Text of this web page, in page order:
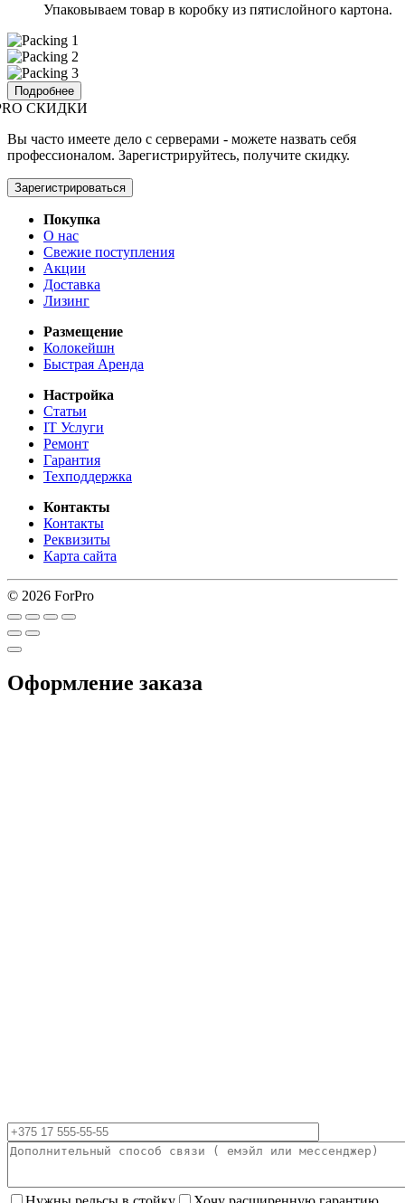
Упаковываем товар в коробку из пятислойного картона.
Подробнее
СКИДКИ
Вы часто имеете дело с серверами - можете назвать себя
профессионалом. Зарегистрируйтесь, получите скидку.
Зарегистрироваться
Покупка
О нас
Свежие поступления
Акции
Доставка
Лизинг
Размещение
Колокейшн
Быстрая Аренда
Настройка
Статьи
IT Услуги
Ремонт
Гарантия
Техподдержка
Контакты
Контакты
Реквизиты
Карта сайта
© 2026 ForPro
Оформление заказа